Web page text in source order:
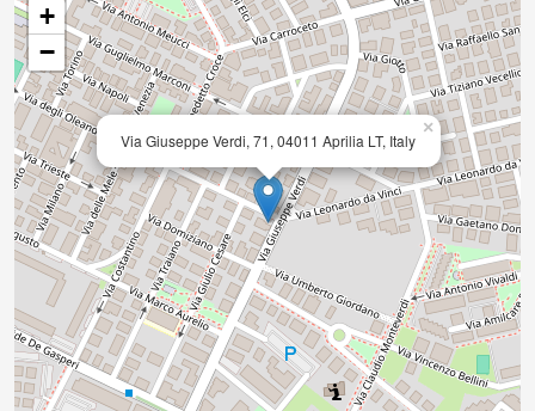
Via Giuseppe Verdi, 71, 04011 Aprilia LT, Italy
×
+
−